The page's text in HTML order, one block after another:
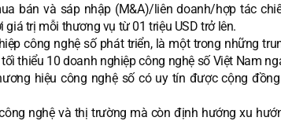
bán và sáp nhập (M&A)/liên doanh/hợp tác
trị mỗi thương vụ từ 01 triệu USD trở lên.
công nghệ số phát triển, là một trong những
thiểu 10 doanh nghiệp công nghệ số Việt Nam
hiệu công nghệ số có uy tín được cộng
nghệ và thị trường mà còn định hướng xu